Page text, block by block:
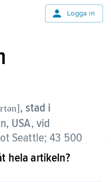
Logga in
,stad i
USA, vid
Seattle; 43 500
hela artikeln?